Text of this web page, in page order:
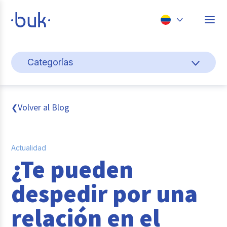
Perú
Categorías
Cultura y bienestar laboral
Gestión de personas
Pago de nómina
Buk
Transformación digital
Tendencias y Data
❮Volver al Blog
Actualidad
¿Te pueden
despedir por una
relación en el